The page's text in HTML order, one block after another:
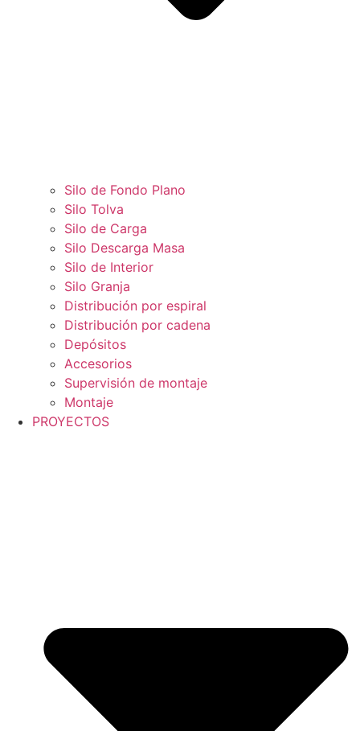
Silo de Fondo Plano
Silo Tolva
Silo de Carga
Silo Descarga Masa
Silo de Interior
Silo Granja
Distribución por espiral
Distribución por cadena
Depósitos
Accesorios
Supervisión de montaje
Montaje
PROYECTOS